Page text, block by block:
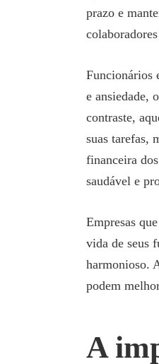
prazo e
Funcionários
e ansiedade,
contraste,
suas tarefas,
financeira
saudável e
Empresas
vida de seus
harmonioso.
podem
A